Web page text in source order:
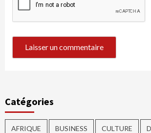
Catégories
AFRIQUE BUSINESS CULTURE